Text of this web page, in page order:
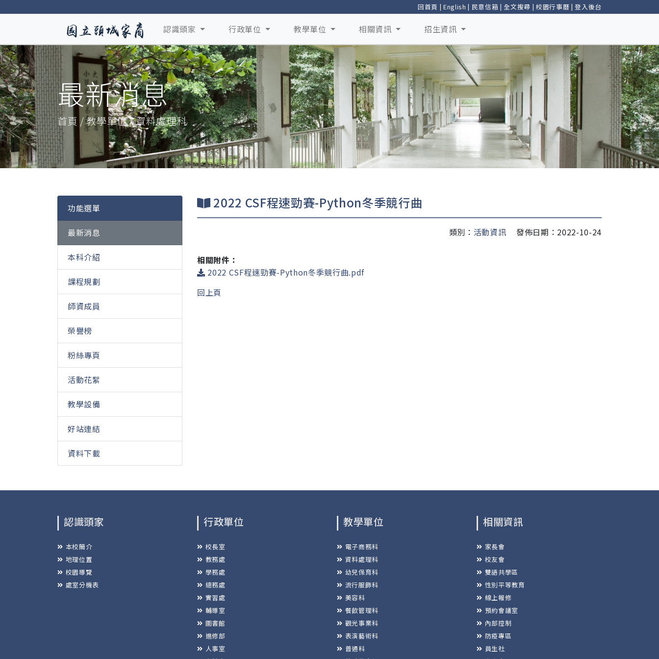
回首頁 | English | 民意信箱 |全文搜尋 | 校園行事曆 |登入後台
認識頭家 行政單位 教學單位 相關資訊 招生資訊
最新消息
首頁 / 教學單位 / 資料處理科
功能選單
最新消息
本科介紹
課程規劃
師資成員
榮譽榜
粉絲專頁
活動花絮
教學設備
好站連結
資料下載
2022 CSF程速勁賽-Python冬季競行曲
類別： 活動資訊 發佈日期：2022-10-24
相關附件：
2022 CSF程速勁賽-Python冬季競行曲.pdf
回上頁
認識頭家
本校簡介
地理位置
校園導覽
處室分機表
行政單位
校長室
教務處
學務處
總務處
實習處
輔導室
圖書館
進修部
人事室
教學單位
電子商務科
資料處理科
幼兒保育科
流行服飾科
美容科
餐飲管理科
觀光事業科
表演藝術科
普通科
相關資訊
家長會
校友會
雙語共學區
性別平等教育
線上報修
預約會議室
內部控制
防疫專區
員生社